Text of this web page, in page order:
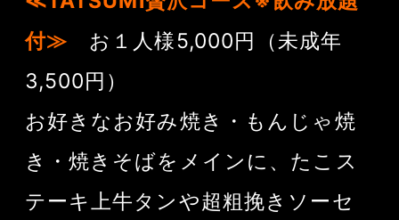
付≫ お１人様5,000円（未成年
3,500円）
お好きなお好み焼き・もんじゃ焼
き・焼きそばをメインに、たこス
テーキ上牛タンや超粗挽きソーセ